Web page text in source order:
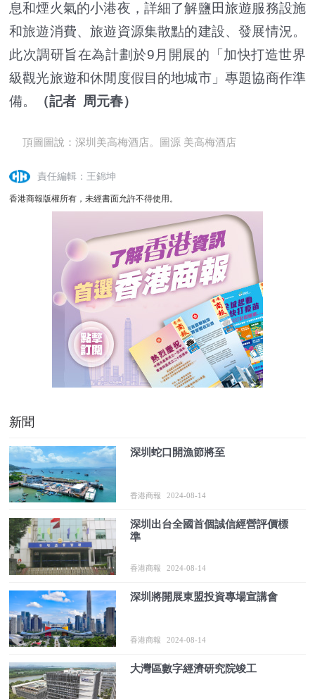
息和煙火氣的小港夜，詳細了解鹽田旅遊服務設施
和旅遊消費、旅遊資源集散點的建設、發展情況。
此次調研旨在為計劃於9月開展的「加快打造世界
級觀光旅遊和休閒度假目的地城市」專題協商作準
備。
（記者 周元春）
頂圖圖說：深圳美高梅酒店。圖源 美高梅酒店
責任編輯：王錦坤
香港商報版權所有，未經書面允許不得使用。
新聞
深圳蛇口開漁節將至
香港商報 2024-08-14
深圳出台全國首個誠信經營評價標
準
香港商報 2024-08-14
深圳將開展東盟投資專場宣講會
香港商報 2024-08-14
大灣區數字經濟研究院竣工